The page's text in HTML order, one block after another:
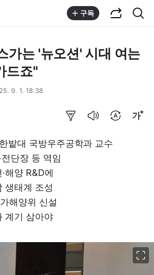
구독
가는 '뉴오션' 시대 여는
드죠"
9. 1. 18:38
밭대 국방우주공학과 교수
단장 등 역임
해양 R&D에
생태계 조성
해양위 신설
계기 삼아야